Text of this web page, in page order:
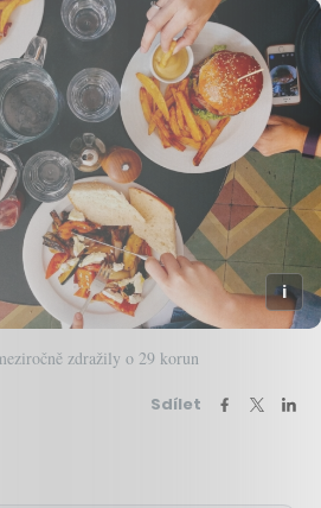
zdražily o 29 korun
Sdílet